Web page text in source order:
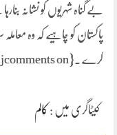
بے گناہ شہریوں کو نشانہ
پاکستان کو چاہیے کہ وہ
کرے ۔{jcomments on}
کیٹاگری میں : کالم